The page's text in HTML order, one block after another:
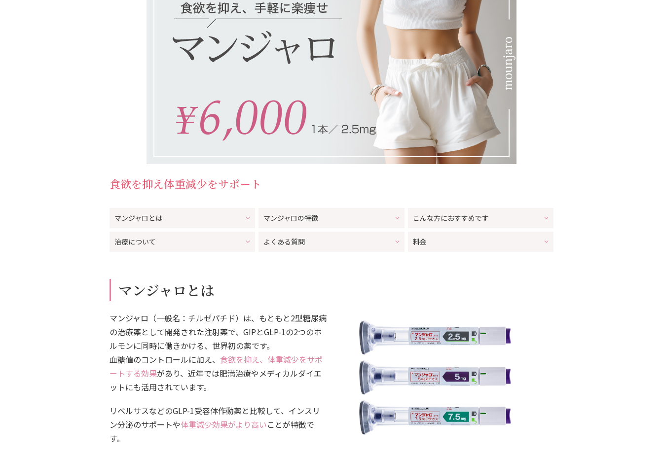
食欲を抑え体重減少をサポート
マンジャロとは マンジャロの特徴 こんな方におすすめです
治療について よくある質問 料金
マンジャロとは
マンジャロ（一般名：チルゼパチド）は、もともと2型糖尿病
の治療薬として開発された注射薬で、GIPとGLP-1の2つのホ
ルモンに同時に働きかける、世界初の薬です。
血糖値のコントロールに加え、 食欲を抑え、体重減少をサポ
ートする効果があり、近年では肥満治療やメディカルダイエ
ットにも活用されています。
リベルサスなどのGLP-1受容体作動薬と比較して、インスリ
ン分泌のサポートや体重減少効果がより高いことが特徴で
す。